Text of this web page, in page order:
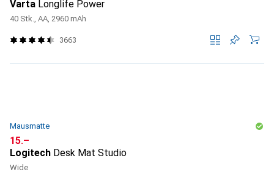
Varta Longlife Power
40 Stk., AA, 2960 mAh
3663
Mausmatte
CHF
15.–
Logitech Desk Mat Studio
Wide